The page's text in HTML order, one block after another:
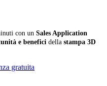
con un Sales Application
e benefici della stampa 3D
gratuita